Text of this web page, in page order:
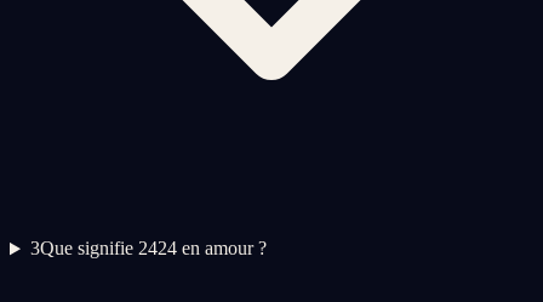
3Que signifie 2424 en amour ?